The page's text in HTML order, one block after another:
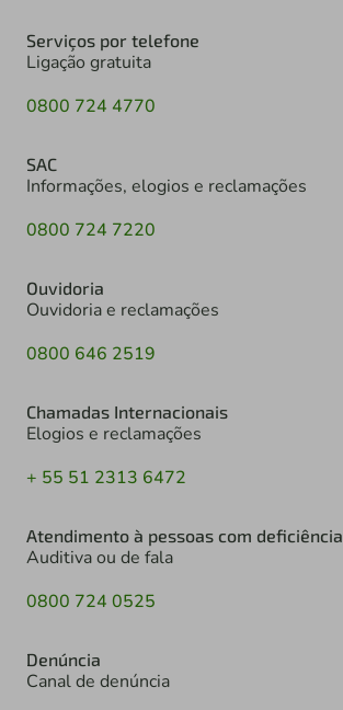
Serviços por telefone
Ligação gratuita
0800 724 4770
SAC
Informações, elogios e reclamações
0800 724 7220
Ouvidoria
Ouvidoria e reclamações
0800 646 2519
Chamadas Internacionais
Elogios e reclamações
+ 55 51 2313 6472
Atendimento à pessoas com deficiência
Auditiva ou de fala
0800 724 0525
Denúncia
Canal de denúncia